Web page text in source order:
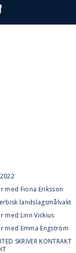
med Fiona Eriksson
landslagsmålvakt
med Linn Vickius
med Emma Engström
SKRIVER KONTRAKT